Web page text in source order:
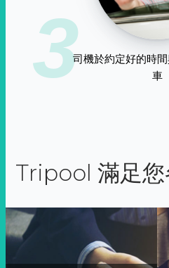
3司機於約定好的時
車
Tripool 滿足